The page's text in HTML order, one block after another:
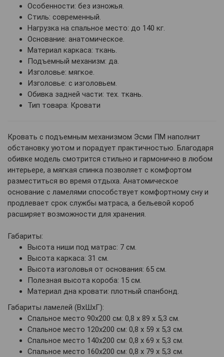
Особенности: без изножья.
Стиль: современный.
Нагрузка на спальное место: до 140 кг.
Основание: анатомическое.
Материал каркаса: ткань.
Подъемный механизм: да.
Изголовье: мягкое.
Изголовье: с изголовьем.
Обивка задней части: тех. ткань.
Тип товара: Кровати
Кровать с подъемным механизмом Эсми ПМ наполнит
обстановку уютом и порадует практичностью. Благодаря
обивке модель смотрится стильно и гармонично в любом
интерьере, а мягкая спинка позволяет с комфортом
разместиться во время отдыха. Анатомическое
основание с ламелями способствует комфортному сну и
продлевает срок службы матраса, а бельевой короб
расширяет возможности для хранения.
Габариты:
Высота ниши под матрас: 7 см.
Высота каркаса: 31 см.
Высота изголовья от основания: 65 см.
Полезная высота короба: 15 см.
Материал дна кровати: плотный спанбонд.
Габариты ламелей (ВхШхГ):
Спальное место 90х200 см: 0,8 х 89 х 5,3 см.
Спальное место 120х200 см: 0,8 х 59 х 5,3 см.
Спальное место 140х200 см: 0,8 х 69 х 5,3 см.
Спальное место 160х200 см: 0,8 х 79 х 5,3 см.